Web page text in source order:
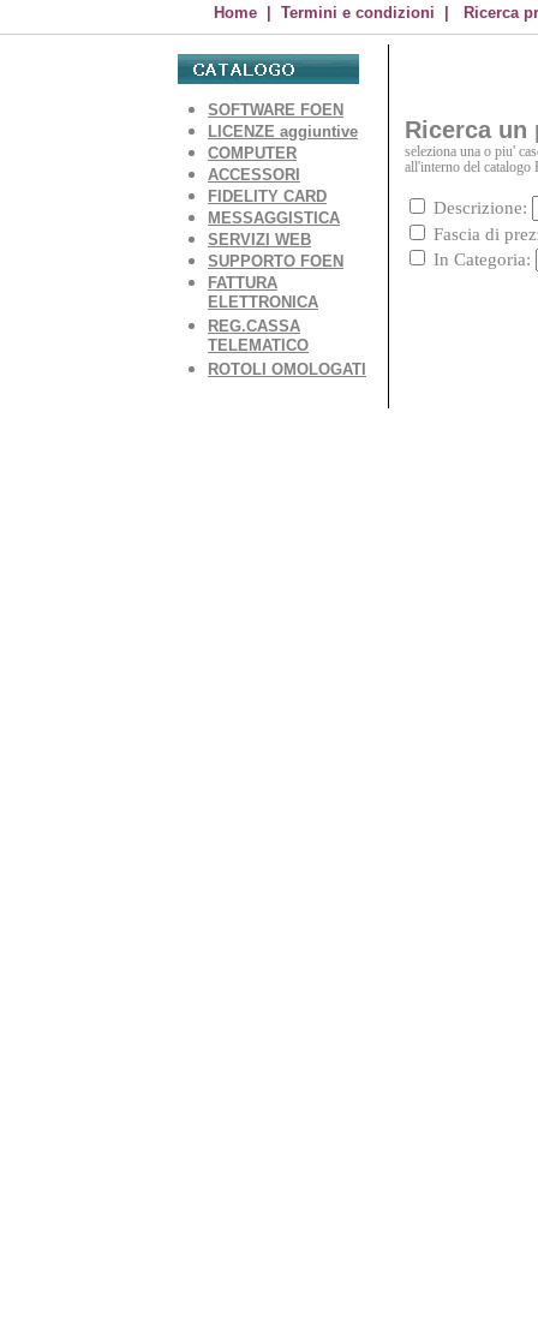
Home Termini e condizioni Ricerca
SOFTWARE FOEN
LICENZE aggiuntive
COMPUTER
ACCESSORI
FIDELITY CARD
MESSAGGISTICA
SERVIZI WEB
SUPPORTO FOEN
FATTURA
ELETTRONICA
REG.CASSA
TELEMATICO
ROTOLI OMOLOGATI
Ricerca un
seleziona una o piu'
all'interno del catalogo
Descrizione:
Fascia di
In Categoria: